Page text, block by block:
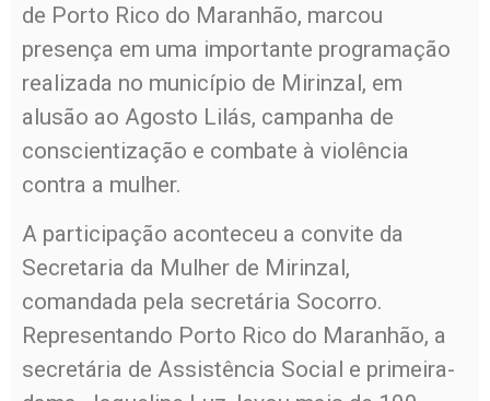
de Porto Rico do Maranhão, marcou
presença em uma importante programação
realizada no município de Mirinzal, em
alusão ao Agosto Lilás, campanha de
conscientização e combate à violência
contra a mulher.
A participação aconteceu a convite da
Secretaria da Mulher de Mirinzal,
comandada pela secretária Socorro.
Representando Porto Rico do Maranhão, a
secretária de Assistência Social e primeira-